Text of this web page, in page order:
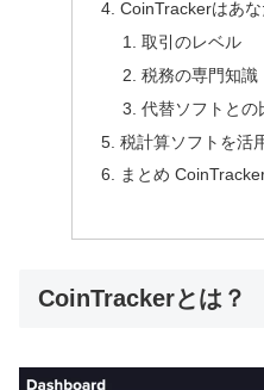
CoinTrackerはあ
取引のレベル
税務の専門知識
代替ソフトとの
税計算ソフトを活
まとめ
CoinTrackerとは？